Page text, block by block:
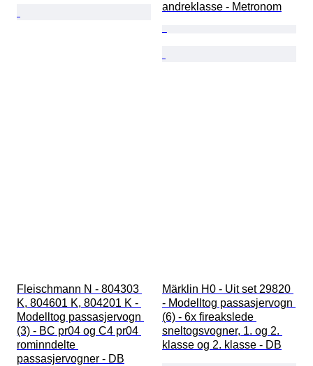
andreklasse - Metronom
Fleischmann N - 804303
K, 804601 K, 804201 K -
Modelltog passasjervogn
(3) - BC pr04 og C4 pr04
rominndelte
passasjervogner - DB
Märklin H0 - Uit set 29820
- Modelltog passasjervogn
(6) - 6x fireakslede
sneltogsvogner, 1. og 2.
klasse og 2. klasse - DB